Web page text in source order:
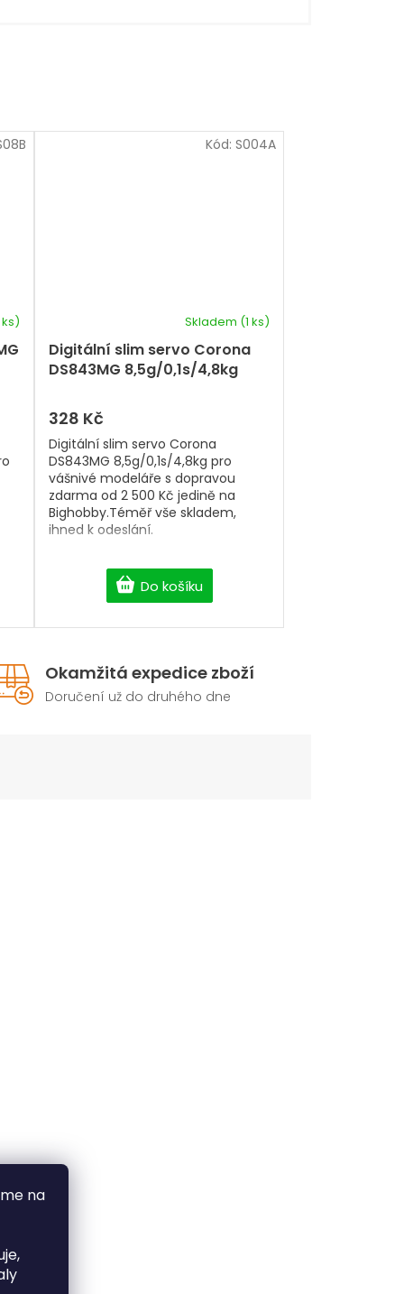
na
ks)
Digitální slim servo Corona
DS843MG 8,5g/0,1s/4,8kg
Skladem (1 ks)
328 Kč
Do košíku
Digitální slim servo Corona
DS843MG 8,5g/0,1s/4,8kg pro
vášnivé modeláře s dopravou
zdarma od 2 500 Kč jedině na
Bighobby.Téměř vše skladem,
ihned k odeslání.
Kód: S004A
Okamžitá expedice zboží
Doručení už do druhého dne